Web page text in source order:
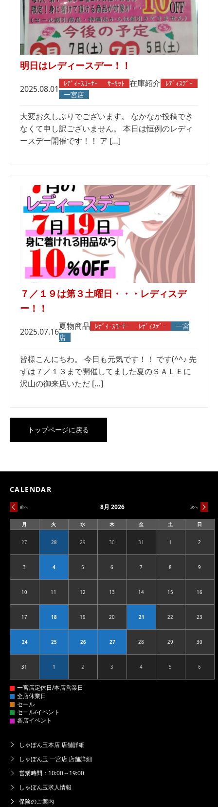
明日はレディースデー！！
2025.08.01
ﾚﾃﾞｨｰｽｺｰﾅｰ ｻｰｷｯﾄ 在庫紹介
ﾚﾃﾞｨｽﾃﾞｰ
一宮店
大変お久しぶりでございます。 なかなか投稿でき
なくて申し訳ございません。 本日は恒例のレディ
ースデー開催です！！ ア […]
７／１９は第３土曜日・・・レディスデ
ー！！
2025.07.16
夏物商品 ﾚﾃﾞｨｰｽｺｰﾅｰ ﾚﾃﾞｨｽﾃﾞｰ
一宮
店
皆様こんにちわ。 今日も元気です！！ です(^^♪ 先
ずは７／１３まで開催してました夏のＳＡＬＥに
沢山の御来店いただ […]
トップページに戻る
CALENDAR
前へ 次へ
8月 2026
月
曜
火
曜
水
曜
木
曜
金
曜
土
曜
日
曜
272026.07.27 282026.07.28 292026.07.29 302026.07.30 312026.07.31 12026.08.01 2
32026.08.03 42026.08.04 52026.08.05 62026.08.06 72026.08.07 82026.08.08 9
102026.08.10 112026.08.11 122026.08.12 132026.08.13 142026.08.14 152026.08.15 16
172026.08.17 182026.08.18 192026.08.19 202026.08.20 212026.08.21 222026.08.22 23
242026.08.24 252026.08.25 262026.08.26 272026.08.27 282026.08.28 292026.08.29 30
312026.08.31 12026.09.01 22026.09.02 32026.09.03 42026.09.04 52026.09.05 6
しゃぼん玉本店 店舗詳細
しゃぼん玉 一宮店 店舗詳細
営業時間：10:00～19:00
しゃぼん玉求人情報
保険のご案内